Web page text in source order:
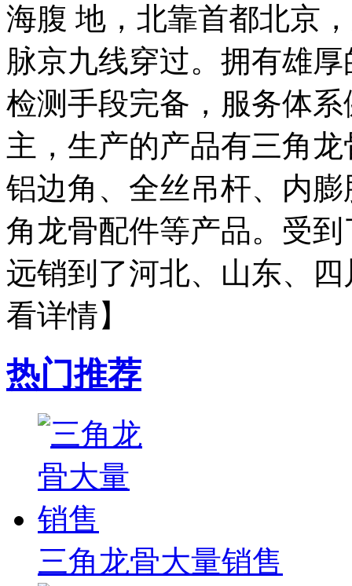
海腹 地，北靠首都北京
脉京九线穿过。拥有雄
检测手段完备，服务体
主，生产的产品有三角
铝边角、全丝吊杆、内
角龙骨配件等产品。受
远销到了河北、山东、
看详情】
热门推荐
三角龙骨大量销售